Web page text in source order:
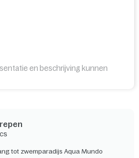
en beschrijving kunnen
tot zwemparadijs Aqua Mundo